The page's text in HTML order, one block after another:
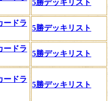
5勝デッキリスト
ードラ
5勝デッキリスト
ードラ
5勝デッキリスト
ードラ
5勝デッキリスト